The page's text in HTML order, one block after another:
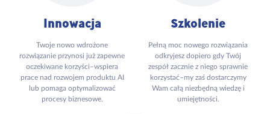
Innowacja
Twoje nowo wdrożone
rozwiązanie przynosi już zapewne
oczekiwane korzyści–wspiera
prace nad rozwojem produktu AI
lub pomaga optymalizować
procesy biznesowe.
Szkolenie
Pełną moc nowego rozwiązania
odkryjesz dopiero gdy Twój
zespół zacznie z niego sprawnie
korzystać–my zaś dostarczymy
Wam całą niezbędną wiedzę i
umiejętności.